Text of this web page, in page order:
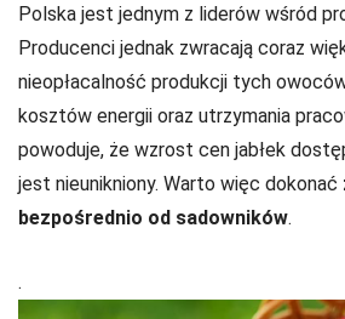
Polska jest jednym z liderów wśród
Producenci jednak zwracają coraz
nieopłacalność produkcji tych
kosztów energii oraz utrzymania
powoduje, że wzrost cen jabłek
jest nieunikniony. Warto więc dokonać
bezpośrednio od sadowników.
.